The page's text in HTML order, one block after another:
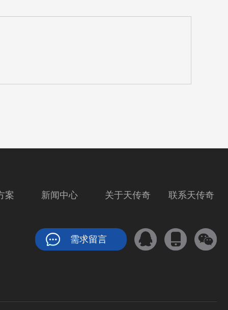
联系天传奇
关于天传奇
新闻中心
案
需求留言